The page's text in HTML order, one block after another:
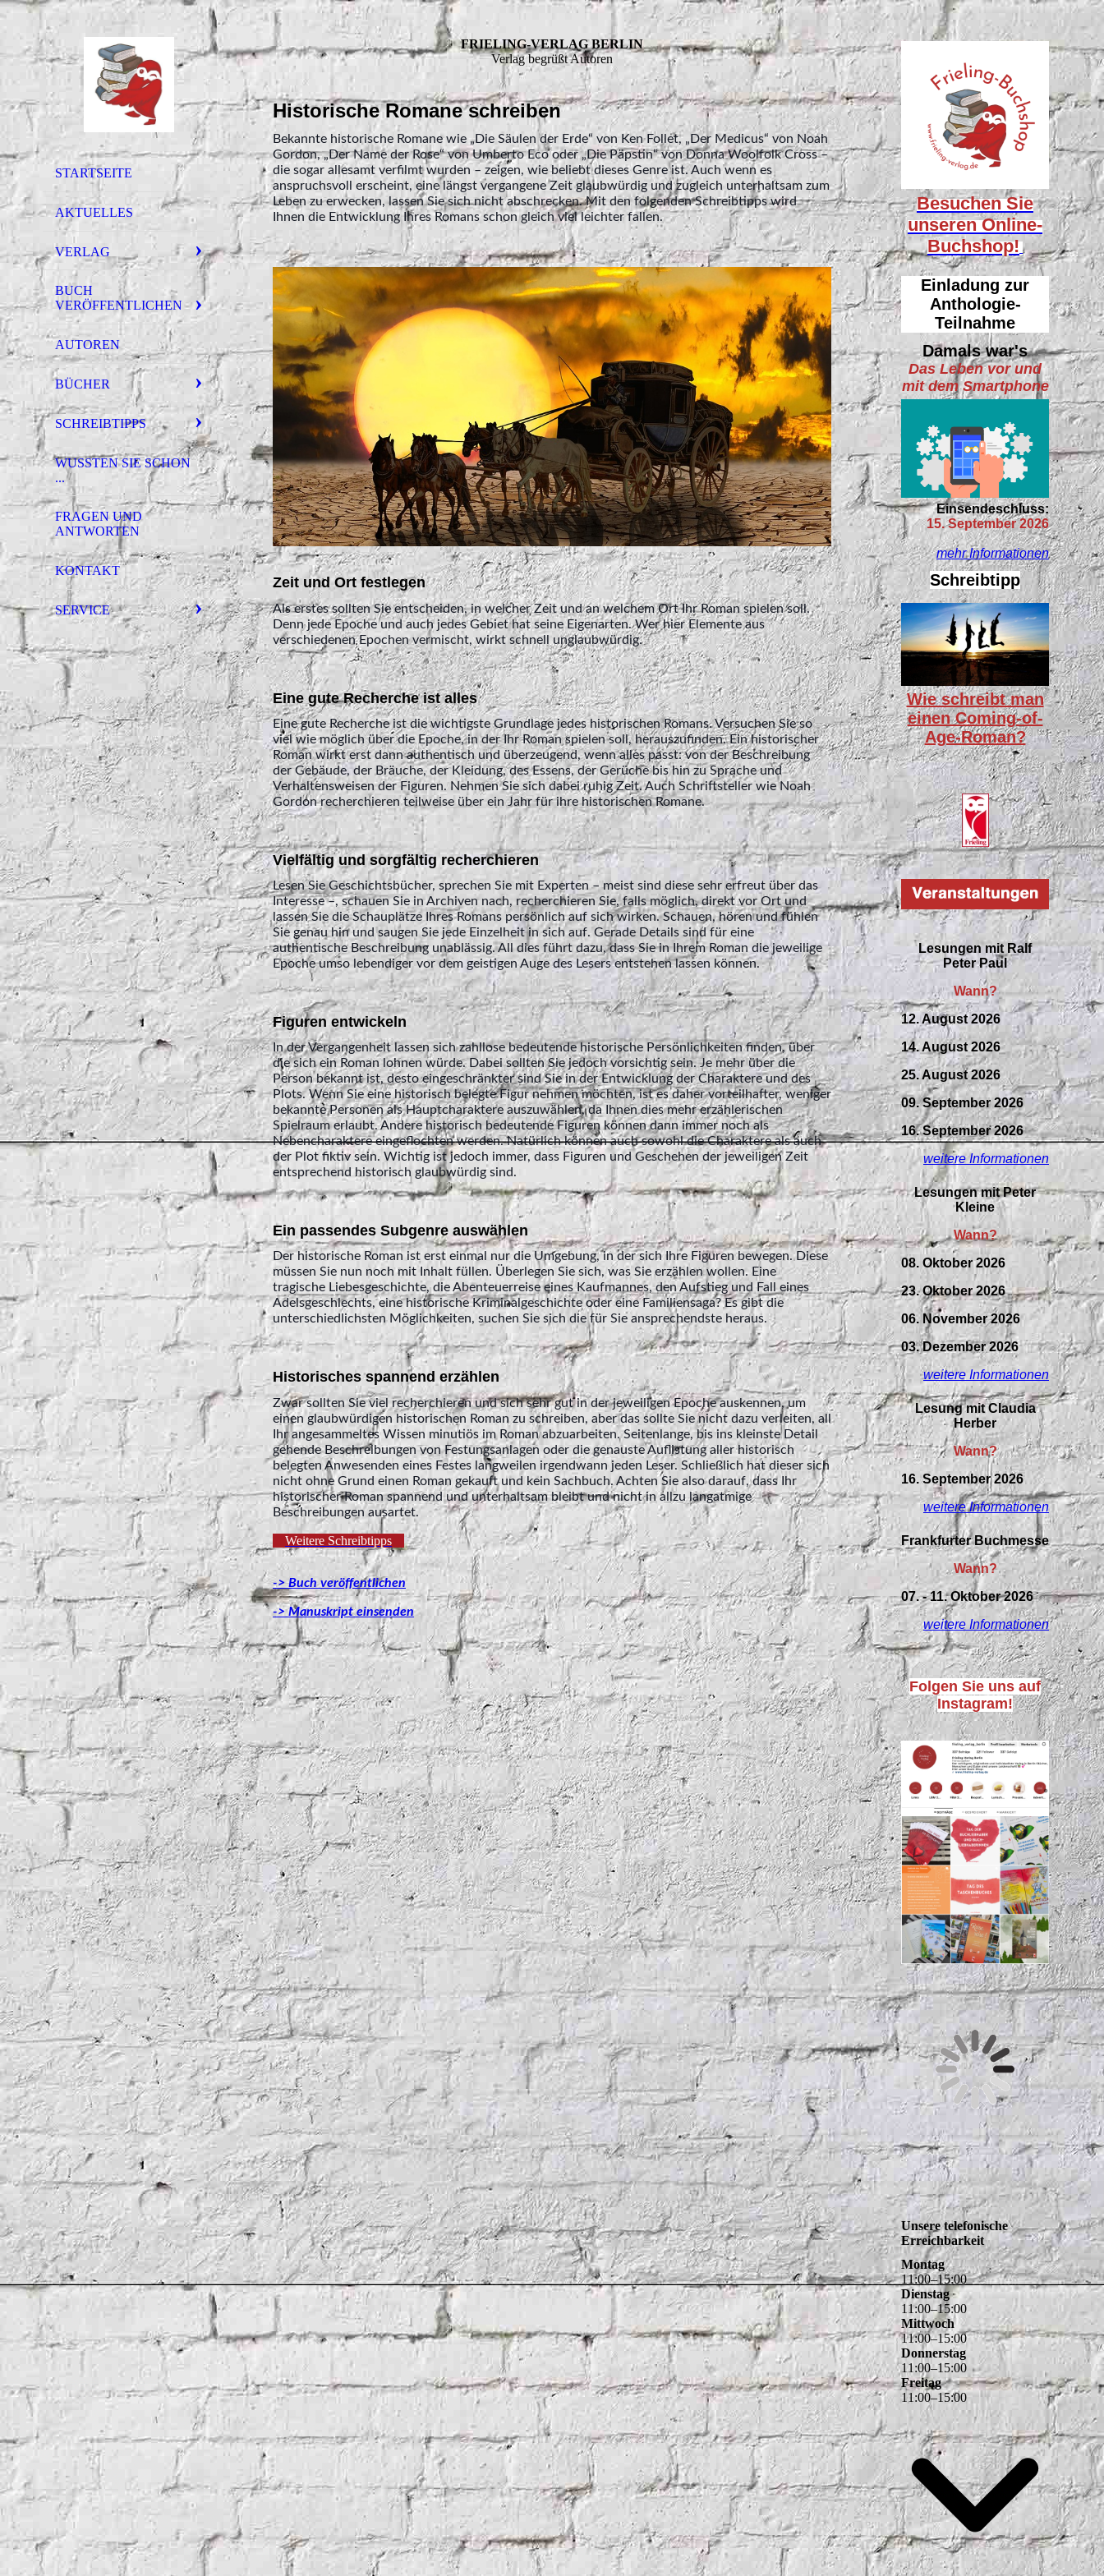
STARTSEITE
AKTUELLES
VERLAG
BUCH
VERÖFFENTLICHEN
AUTOREN
BÜCHER
SCHREIBTIPPS
WUSSTEN SIE SCHON
...
FRAGEN UND
ANTWORTEN
KONTAKT
SERVICE
FRIELING-VERLAG BERLIN
Verlag begrüßt Autoren
Historische Romane schreiben
Bekannte historische Romane wie „Die Säulen der Erde“ von Ken Follet, „Der Medicus“ von Noah
Gordon, „Der Name der Rose“ von Umberto Eco oder „Die Päpstin“ von Donna Woolfolk Cross –
die sogar allesamt verfilmt wurden – zeigen, wie beliebt dieses Genre ist. Auch wenn es
anspruchsvoll erscheint, eine längst vergangene Zeit glaubwürdig und zugleich unterhaltsam zum
Leben zu erwecken, lassen Sie sich nicht abschrecken. Mit den folgenden Schreibtipps wird
Ihnen die Entwicklung Ihres Romans schon gleich viel leichter fallen.
Zeit und Ort festlegen
Als erstes sollten Sie entscheiden, in welcher Zeit und an welchem Ort Ihr Roman spielen soll.
Denn jede Epoche und auch jedes Gebiet hat seine Eigenarten. Wer hier Elemente aus
verschiedenen Epochen vermischt, wirkt schnell unglaubwürdig.
Eine gute Recherche ist alles
Eine gute Recherche ist die wichtigste Grundlage jedes historischen Romans. Versuchen Sie so
viel wie möglich über die Epoche, in der Ihr Roman spielen soll, herauszufinden. Ein historischer
Roman wirkt erst dann authentisch und überzeugend, wenn alles passt: von der Beschreibung
der Gebäude, der Bräuche, der Kleidung, des Essens, der Gerüche bis hin zu Sprache und
Verhaltensweisen der Figuren. Nehmen Sie sich dabei ruhig Zeit. Auch Schriftsteller wie Noah
Gordon recherchieren teilweise über ein Jahr für ihre historischen Romane.
Vielfältig und sorgfältig recherchieren
Lesen Sie Geschichtsbücher, sprechen Sie mit Experten – meist sind diese sehr erfreut über das
Interesse –, schauen Sie in Archiven nach, recherchieren Sie, falls möglich, direkt vor Ort und
lassen Sie die Schauplätze Ihres Romans persönlich auf sich wirken. Schauen, hören und fühlen
Sie genau hin und saugen Sie jede Einzelheit in sich auf. Gerade Details sind für eine
authentische Beschreibung unablässig. All dies führt dazu, dass Sie in Ihrem Roman die jeweilige
Epoche umso lebendiger vor dem geistigen Auge des Lesers entstehen lassen können.
Figuren entwickeln
In der Vergangenheit lassen sich zahllose bedeutende historische Persönlichkeiten finden, über
die sich ein Roman lohnen würde. Dabei sollten Sie jedoch vorsichtig sein. Je mehr über die
Person bekannt ist, desto eingeschränkter sind Sie in der Entwicklung der Charaktere und des
Plots. Wenn Sie eine historisch belegte Figur nehmen möchten, ist es daher vorteilhafter, weniger
bekannte Personen als Hauptcharaktere auszuwählen, da Ihnen dies mehr erzählerischen
Spielraum erlaubt. Andere historisch bedeutende Figuren können dann immer noch als
Nebencharaktere eingeflochten werden. Natürlich können auch sowohl die Charaktere als auch
der Plot fiktiv sein. Wichtig ist jedoch immer, dass Figuren und Geschehen der jeweiligen Zeit
entsprechend historisch glaubwürdig sind.
Ein passendes Subgenre auswählen
Der historische Roman ist erst einmal nur die Umgebung, in der sich Ihre Figuren bewegen. Diese
müssen Sie nun noch mit Inhalt füllen. Überlegen Sie sich, was Sie erzählen wollen. Eine
tragische Liebesgeschichte, die Abenteuerreise eines Kaufmannes, den Aufstieg und Fall eines
Adelsgeschlechts, eine historische Kriminalgeschichte oder eine Familiensaga? Es gibt die
unterschiedlichsten Möglichkeiten, suchen Sie sich die für Sie ansprechendste heraus.
Historisches spannend erzählen
Zwar sollten Sie viel recherchieren und sich sehr gut in der jeweiligen Epoche auskennen, um
einen glaubwürdigen historischen Roman zu schreiben, aber das sollte Sie nicht dazu verleiten, all
Ihr angesammeltes Wissen minutiös im Roman abzuarbeiten. Seitenlange, bis ins kleinste Detail
gehende Beschreibungen von Festungsanlagen oder die genauste Auflistung aller historisch
belegten Anwesenden eines Festes langweilen irgendwann jeden Leser. Schließlich hat dieser sich
nicht ohne Grund einen Roman gekauft und kein Sachbuch. Achten Sie also darauf, dass Ihr
historischer Roman spannend und unterhaltsam bleibt und nicht in allzu langatmige
Beschreibungen ausartet.
Weitere Schreibtipps
-> Buch veröffentlichen
-> Manuskript einsenden
Besuchen Sie
unserenOnline-
Buchshop!
Einladung zur
Anthologie-
Teilnahme
Damals war's
Das Leben vor und
mit dem Smartphone
Einsendeschluss:
15. September 2026
mehr Informationen
Schreibtipp
Wie schreibt man
einen Coming-of-
Age-Roman?
Lesungen mit Ralf
Peter Paul
Wann?
12. August 2026
14. August 2026
25. August 2026
09.September2026
16. September 2026
weitere Informationen
Lesungen mit Peter
Kleine
Wann?
08. Oktober 2026
23. Oktober 2026
06. November 2026
03. Dezember 2026
weitere Informationen
Lesung mit Claudia
Herber
Wann?
16. September 2026
weitere Informationen
Frankfurter Buchmesse
Wann?
07. - 11. Oktober 2026
weitere Informationen
Folgen Sie uns auf
Instagram!
Besuchen Sie uns auf
Facebook!
Unsere telefonische
Erreichbarkeit
Montag
11:00– 15:00
Dienstag
11 00–15 :00
Mittwoch
11:00–15:00
Donnerstag
11:00–15:00
Freitag
11:00– 15:00